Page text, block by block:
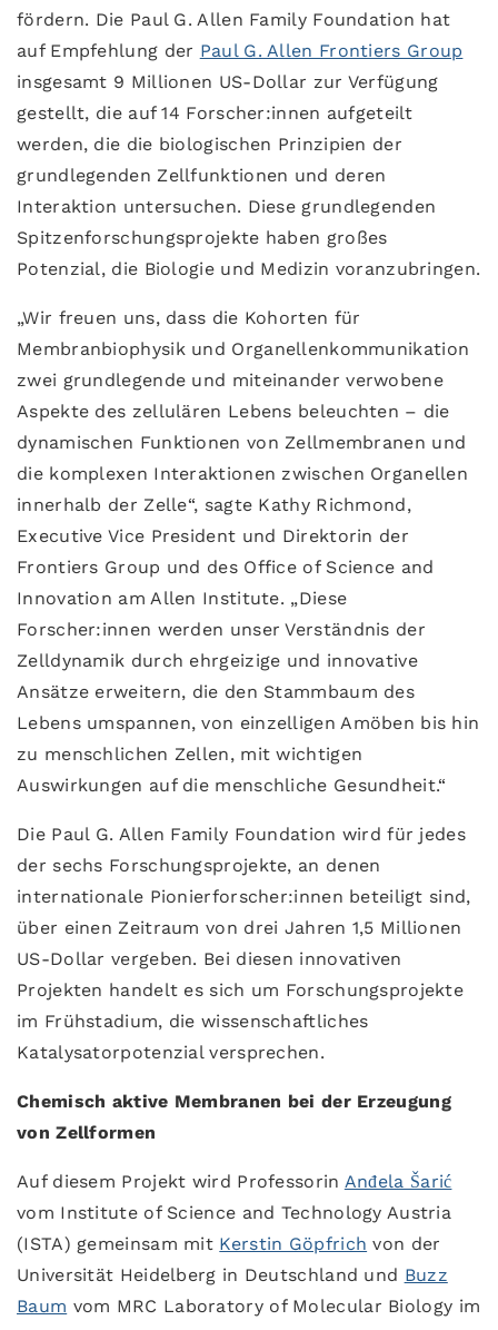
fördern. Die Paul G. Allen Family Foundation hat
auf Empfehlung der Paul G. Allen Frontiers Group
insgesamt 9 Millionen US-Dollar zur Verfügung
gestellt, die auf 14 Forscher:innen aufgeteilt
werden, die die biologischen Prinzipien der
grundlegenden Zellfunktionen und deren
Interaktion untersuchen. Diese grundlegenden
Spitzenforschungsprojekte haben großes
Potenzial, die Biologie und Medizin voranzubringen.
„Wir freuen uns, dass die Kohorten für
Membranbiophysik und Organellenkommunikation
zwei grundlegende und miteinander verwobene
Aspekte des zellulären Lebens beleuchten – die
dynamischen Funktionen von Zellmembranen und
die komplexen Interaktionen zwischen Organellen
innerhalb der Zelle“, sagte Kathy Richmond,
Executive Vice President und Direktorin der
Frontiers Group und des Office of Science and
Innovation am Allen Institute. „Diese
Forscher:innen werden unser Verständnis der
Zelldynamik durch ehrgeizige und innovative
Ansätze erweitern, die den Stammbaum des
Lebens umspannen, von einzelligen Amöben bis hin
zu menschlichen Zellen, mit wichtigen
Auswirkungen auf die menschliche Gesundheit.“
Die Paul G. Allen Family Foundation wird für jedes
der sechs Forschungsprojekte, an denen
internationale Pionierforscher:innen beteiligt sind,
über einen Zeitraum von drei Jahren 1,5 Millionen
US-Dollar vergeben. Bei diesen innovativen
Projekten handelt es sich um Forschungsprojekte
im Frühstadium, die wissenschaftliches
Katalysatorpotenzial versprechen.
Chemisch aktive Membranen bei der Erzeugung
von Zellformen
Auf diesem Projekt wird Professorin Anđela Šarić
vom Institute of Science and Technology Austria
(ISTA) gemeinsam mit Kerstin Göpfrich von der
Universität Heidelberg in Deutschland und Buzz
Baum vom MRC Laboratory of Molecular Biology im